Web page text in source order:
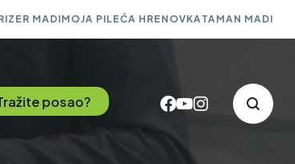
MADIMOJA PILEĆA HRENOVKATAMAN MADI
posao?